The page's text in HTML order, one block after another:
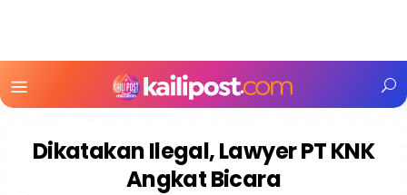
Mobile
Dikatakan Ilegal, Lawyer PT KNK
Angkat Bicara